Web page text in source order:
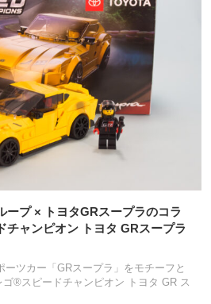
ープ × トヨタGRスープラのコラ
チャンピオン トヨタ GRスープラ
ーツカー「GRスープラ」をモチーフと
®スピードチャンピオン トヨタ GR ス